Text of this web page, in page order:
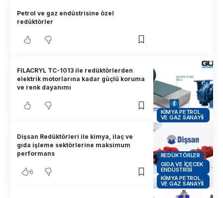
Petrol ve gaz endüstrisine özel
redüktörler
KIMYA PETROL
VE GAZ SANAYII
FILACRYL TC-1013 ile redüktörlerden
elektrik motorlarına kadar güçlü koruma
ve renk dayanımı
REDÜKTÖRLER
GIDA VE İÇECEK
ENDÜSTRISI
KIMYA PETROL
VE GAZ SANAYII
Dişsan Redüktörleri ile kimya, ilaç ve
gıda işleme sektörlerine maksimum
performans
6